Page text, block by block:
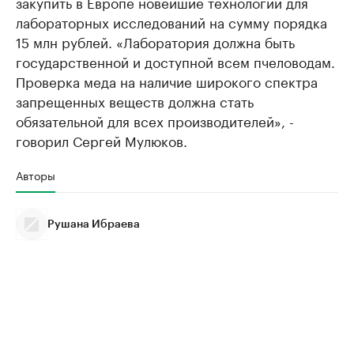
лабораторных исследований на сумму порядка
15 млн рублей. «Лаборатория должна быть
государственной и доступной всем пчеловодам.
Проверка меда на наличие широкого спектра
запрещенных веществ должна стать
обязательной для всех производителей», -
говорил Сергей Мулюков.
Авторы
Рушана Ибраева